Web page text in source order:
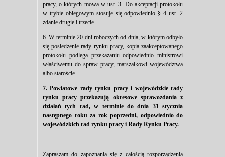
pracy, o których mowa w ust. 3. Do akceptacji protokołu
w trybie obiegowym stosuje się odpowiednio § 4 ust. 2
zdanie drugie i trzecie.
6. W terminie 20 dni roboczych od dnia, w którym odbyło
się posiedzenie rady rynku pracy, kopia zaakceptowanego
protokołu podlega przekazaniu odpowiednio ministrowi
właściwemu do spraw pracy, marszałkowi województwa
albo staroście.
7. Powiatowe rady rynku pracy i wojewódzkie rady
rynku pracy przekazują okresowe sprawozdania z
działań tych rad, w terminie do dnia 31 stycznia
następnego roku za rok poprzedni, odpowiednio do
wojewódzkich rad rynku pracy i Rady Rynku Pracy.
Zapraszam do zapoznania się z całością rozporządzenia